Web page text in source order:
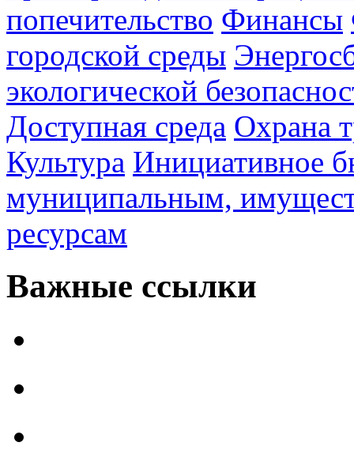
попечительство Финансы
городской среды
экологической
Доступная среда Охрана
Культура Инициативное
муниципальным,
ресурсам
Важные ссылки